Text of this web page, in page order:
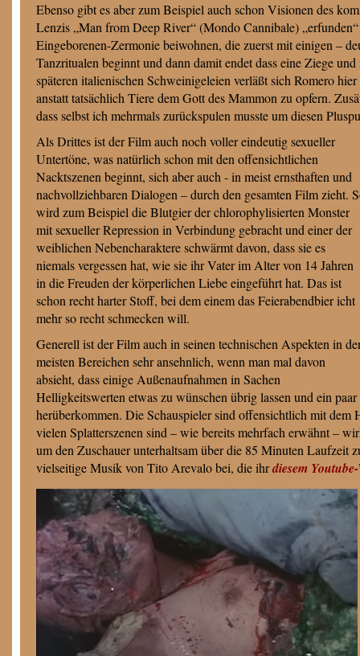
Ebenso gibt es aber zum Beispiel auch schon Visionen des
Lenzis „Man from Deep River“ (Mondo Cannibale)
Eingeborenen-Zermonie beiwohnen, die zuerst mit einigen –
Tanzritualen beginnt und dann damit endet dass eine Ziege
späteren italienischen Schweinigeleien verläßt sich Romero
anstatt tatsächlich Tiere dem Gott des Mammon zu opfern.
dass selbst ich mehrmals zurückspulen musste um diesen
Als Drittes ist der Film auch noch voller eindeutig sexueller
Untertöne, was natürlich schon mit den offensichtlichen
Nacktszenen beginnt, sich aber auch - in meist ernsthaften und
nachvollziehbaren Dialogen – durch den gesamten Film zieht.
wird zum Beispiel die Blutgier der chlorophylisierten Monster
mit sexueller Repression in Verbindung gebracht und einer der
weiblichen Nebencharaktere schwärmt davon, dass sie es
niemals vergessen hat, wie sie ihr Vater im Alter von 14 Jahren
in die Freuden der körperlichen Liebe eingeführt hat. Das ist
schon recht harter Stoff, bei dem einem das Feierabendbier icht
mehr so recht schmecken will.
Generell ist der Film auch in seinen technischen Aspekten in
meisten Bereichen sehr ansehnlich, wenn man mal davon
absieht, dass einige Außenaufnahmen in Sachen
Helligkeitswerten etwas zu wünschen übrig lassen und ein
herüberkommen. Die Schauspieler sind offensichtlich mit dem
vielen Splatterszenen sind – wie bereits mehrfach erwähnt –
um den Zuschauer unterhaltsam über die 85 Minuten Laufzeit
vielseitige Musik von Tito Arevalo bei, die ihrdiesem